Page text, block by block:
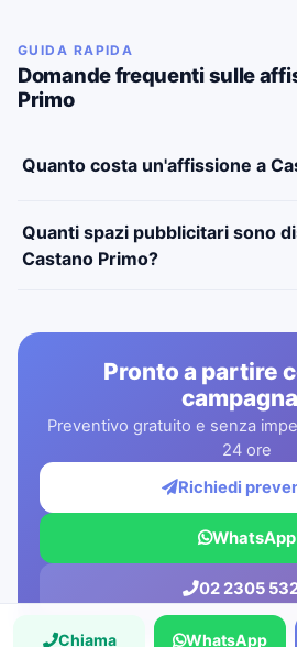
GUIDA RAPIDA
Domande frequenti sulle
Primo
Quanto costa un'affissione a
Quanti spazi pubblicitari sono
Castano Primo?
Pronto a partire
Preventivo gratuito e senza
24 ore
Richiedi
WhatsApp
02 2305
Chiama WhatsApp